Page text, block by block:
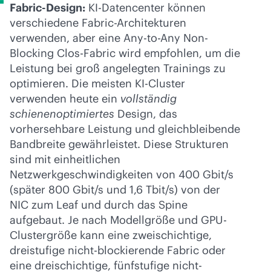
Fabric-Design: KI-Datencenter können
verschiedene Fabric-Architekturen
verwenden, aber eine Any-to-Any Non-
Blocking Clos-Fabric wird empfohlen, um die
Leistung bei groß angelegten Trainings zu
optimieren. Die meisten KI-Cluster
verwenden heute ein vollständig
schienenoptimiertes Design, das
vorhersehbare Leistung und gleichbleibende
Bandbreite gewährleistet. Diese Strukturen
sind mit einheitlichen
Netzwerkgeschwindigkeiten von 400 Gbit/s
(später 800 Gbit/s und 1,6 Tbit/s) von der
NIC zum Leaf und durch das Spine
aufgebaut. Je nach Modellgröße und GPU-
Clustergröße kann eine zweischichtige,
dreistufige nicht-blockierende Fabric oder
eine dreischichtige, fünfstufige nicht-